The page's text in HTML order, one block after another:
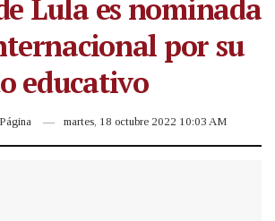
Lula es nominada
por su
educativo
martes, 18 octubre 2022 10:03 AM